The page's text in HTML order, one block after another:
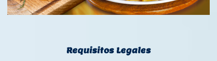
Requisitos Legales